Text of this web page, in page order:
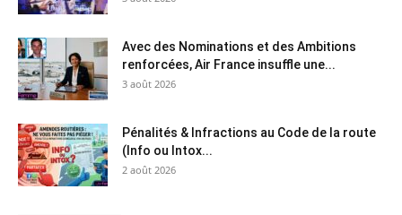
Avec des Nominations et des Ambitions
renforcées, Air France insuffle une...
3 août 2026
Pénalités & Infractions au Code de la route
(Info ou Intox...
2 août 2026